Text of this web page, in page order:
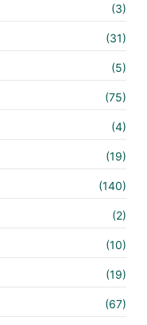
(3)
(31)
(5)
(75)
(4)
(19)
(140)
(2)
(10)
(19)
(67)